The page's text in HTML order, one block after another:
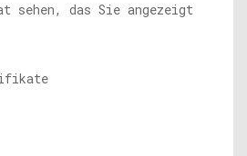
sehen, das Sie angezeigt